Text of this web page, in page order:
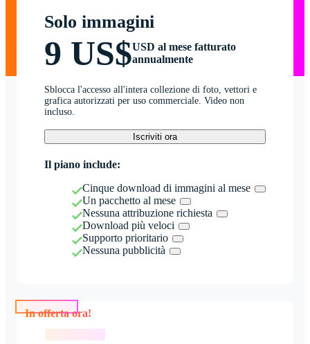
Solo immagini
9 US$USD al mese fatturato
annualmente
Sblocca l'accesso all'intera collezione di foto, vettori e
grafica autorizzati per uso commerciale. Video non
incluso.
Iscriviti ora
Il piano include:
Cinque download di immagini al mese
Un pacchetto al mese
Nessuna attribuzione richiesta
Download più veloci
Supporto prioritario
Nessuna pubblicità